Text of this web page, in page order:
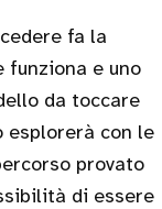
fa la
e uno
da toccare
con le
provato
di essere